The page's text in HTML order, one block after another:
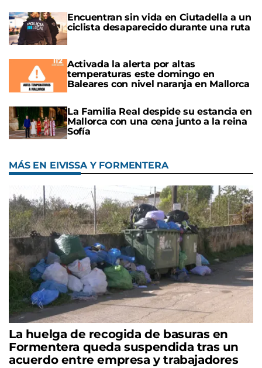
Encuentran sin vida en Ciutadella a un
ciclista desaparecido durante una ruta
Activada la alerta por altas
temperaturas este domingo en
Baleares con nivel naranja en Mallorca
La Familia Real despide su estancia en
Mallorca con una cena junto a la reina
Sofía
MÁS EN EIVISSA Y FORMENTERA
La huelga de recogida de basuras en
Formentera queda suspendida tras un
acuerdo entre empresa y trabajadores